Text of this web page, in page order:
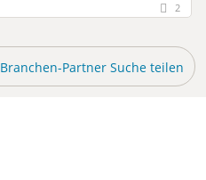
2
Branchen-Partner Suche teilen